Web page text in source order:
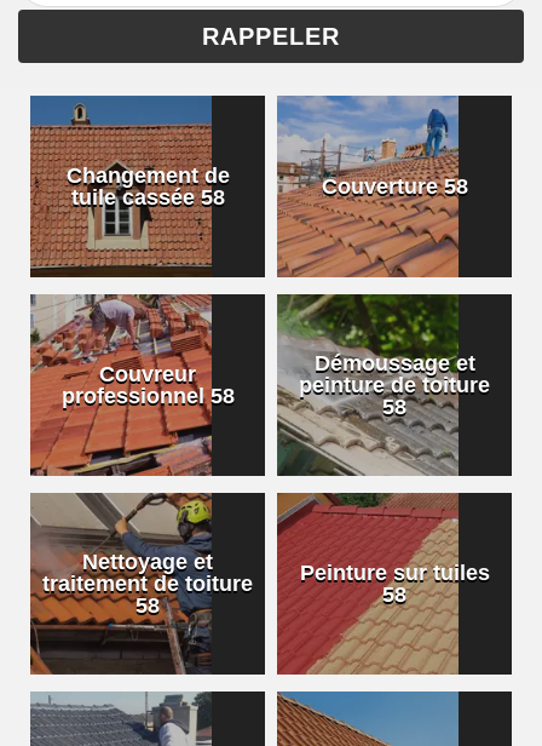
Changement de
tuile cassée 58
Couverture 58
Couvreur
professionnel 58
Démoussage et
peinture de toiture
58
Nettoyage et
traitement de toiture
58
Peinture sur tuiles
58